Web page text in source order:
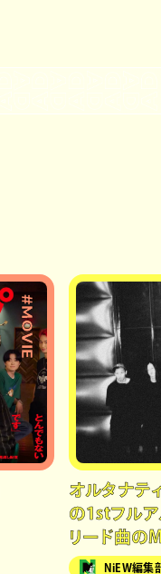
#MOVIE
オルタナテ
の1stフルア
リード曲の
NiEW編集